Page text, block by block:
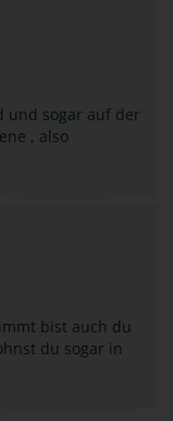
und sogar auf der
, also
bist auch du
du sogar in